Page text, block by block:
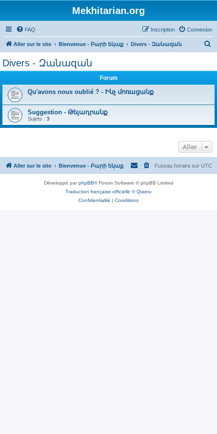
Mekhitarian.org
FAQ Connexion
Inscription
Aller sur le site Bienvenue - Բարի եկաք Divers - Զանազան
h
Divers - Զանազան
Forum
Qu'avons nous oublié ? - Ինչ մոռացանք
Suggestion - Թելադրանք
Sujets : 3
Aller
Aller sur le site Bienvenue - Բարի եկաք Fuseau horaire sur UTC
Développé parphpBB® Forum Software © phpBB Limited
Traduction française officielle ©Qiaeru
Confidentialité | Conditions